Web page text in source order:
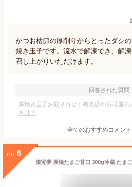
かつお枯節の厚削りからとったダシ
焼き玉子です。流水で解凍でき、解
召し上がりいただけます。
回答された質問
厚焼き玉子お取り寄せ｜有名店や寿司屋
きは？
全てのおすすめコメント
no. 6